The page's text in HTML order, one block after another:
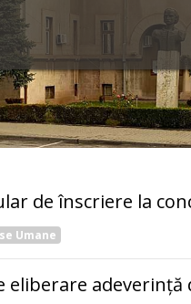
de înscriere la
Umane
eliberare adeverință